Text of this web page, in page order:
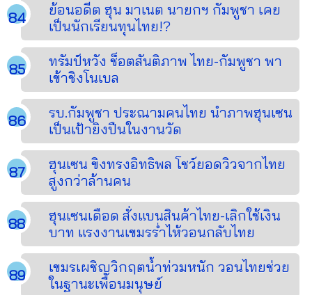
ย้อนอดีต ฮุน มาเนต นายกฯ กัมพูชา เคย
เป็นนักเรียนทุนไทย!?
ทรัมป์หวัง ช็อตสันติภาพ ไทย-กัมพูชา พา
เข้าชิงโนเบล
รบ.กัมพูชา ประณามคนไทย นำภาพฮุนเซน
เป็นเป้ายิงปืนในงานวัด
ฮุนเซน ขิงทรงอิทธิพล โชว์ยอดวิวจากไทย
สูงกว่าล้านคน
ฮุนเซนเดือด สั่งแบนสินค้าไทย-เลิกใช้เงิน
บาท แรงงานเขมรร่ำไห้วอนกลับไทย
เขมรเผชิญวิกฤตน้ำท่วมหนัก วอนไทยช่วย
ในฐานะเพื่อนมนุษย์